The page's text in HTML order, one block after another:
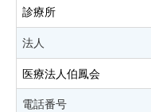
診療所
法人
医療法人伯鳳会
電話番号